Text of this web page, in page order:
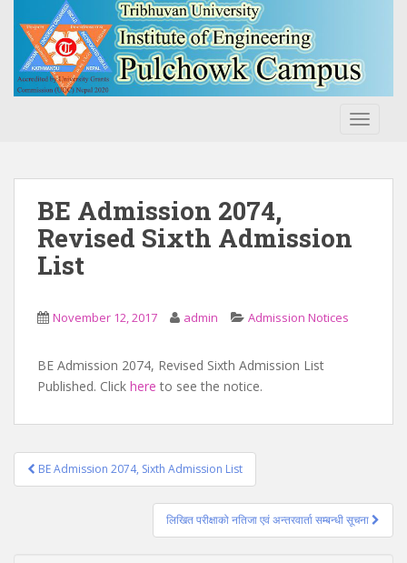
BE Admission 2074,
Revised Sixth Admission
List
November 12, 2017 admin Admission Notices
BE Admission 2074, Revised Sixth Admission List
Published. Click here to see the notice.
Post
navigation
BE Admission 2074, Sixth Admission List
लिखित परीक्षाको नतिजा एवं अन्तरवार्ता सम्बन्धी सूचना